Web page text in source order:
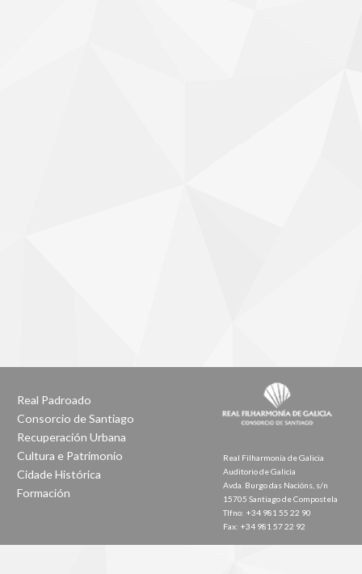
Real Padroado
Consorcio de Santiago
Recuperación Urbana
Cultura e Patrimonio
Cidade Histórica
Formación
Real Filharmonía de Galicia
Auditorio de Galicia
Avda. Burgo das Nacións, s/n
15705 Santiago de Compostela
Tlfno: +34 981 55 22 90
Fax: +34 981 57 22 92